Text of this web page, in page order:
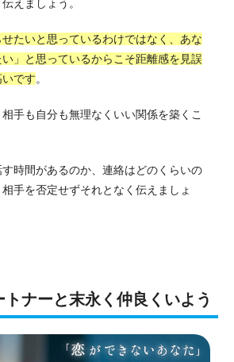
えましょう。
たいと思っているわけではなく、あな
」と思っているからこそ距離感を見誤
です。
手も自分も無理なくいい関係を築くこ
時間があるのか、連絡はどのくらいの
手を否定せずそれとなく伝えましょ
ナーと末永く仲良くいよう